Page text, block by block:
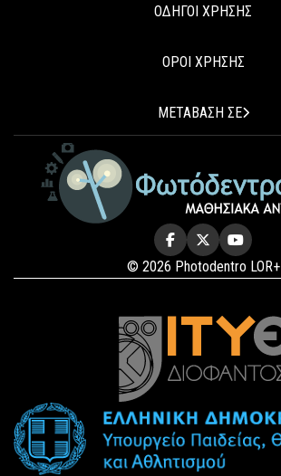
ΟΔΗΓΟΙ ΧΡΗΣΗΣ
ΟΡΟΙ ΧΡΗΣΗΣ
ΜΕΤΑΒΑΣΗ ΣΕ
© 2026 Photodentro LOR+